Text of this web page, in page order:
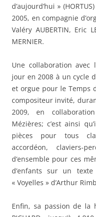
d’aujourd’hui »
2005, en compagnie
Valéry AUBERTIN, Eric
MERNIER.
Une collaboration
jour en 2008 à un cycle
et orgue pour le Temps
compositeur invité,
2009, en
Mézières; c’est ainsi
pièces pour tous
accordéon, claviers-
d’ensemble pour ces
d’enfants sur un
« Voyelles » d’Arthur
Enfin, sa passion de la